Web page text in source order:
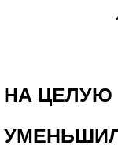
НА